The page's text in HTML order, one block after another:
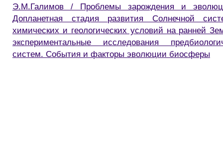
Э.М.Галимов / Проблемы зарождения и
Допланетная стадия развития Солнечной
химических и геологических условий на ранней
экспериментальные исследования
систем. События и факторы эволюции биосферы